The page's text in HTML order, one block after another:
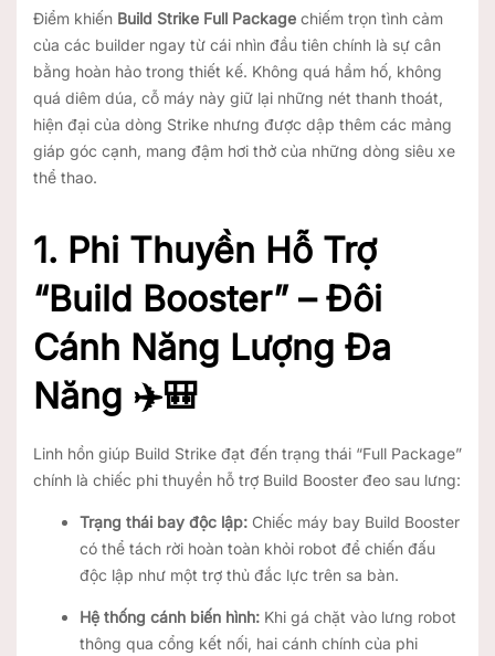
Điểm khiến Build Strike Full Package chiếm trọn tình cảm
của các builder ngay từ cái nhìn đầu tiên chính là sự cân
bằng hoàn hảo trong thiết kế. Không quá hầm hố, không
quá diêm dúa, cỗ máy này giữ lại những nét thanh thoát,
hiện đại của dòng Strike nhưng được dập thêm các mảng
giáp góc cạnh, mang đậm hơi thở của những dòng siêu xe
thể thao.
1. Phi Thuyền Hỗ Trợ
“Build Booster” – Đôi
Cánh Năng Lượng Đa
Năng ✈️🎒
Linh hồn giúp Build Strike đạt đến trạng thái “Full Package”
chính là chiếc phi thuyền hỗ trợ Build Booster đeo sau lưng:
Trạng thái bay độc lập: Chiếc máy bay Build Booster
có thể tách rời hoàn toàn khỏi robot để chiến đấu
độc lập như một trợ thủ đắc lực trên sa bàn.
Hệ thống cánh biến hình: Khi gá chặt vào lưng robot
thông qua cổng kết nối, hai cánh chính của phi